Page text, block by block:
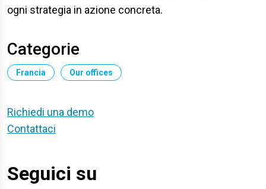
ogni strategia in azione concreta.
Categorie
Francia Our offices
Richiedi una demo
Contattaci
Seguici su